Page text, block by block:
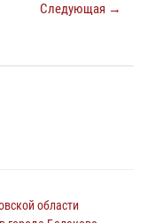
Следующая →
области